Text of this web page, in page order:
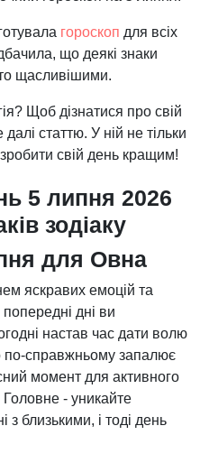
гороскоп для всіх
що деякі знаки
щасливішими.
Щоб дізнатися про свій
статтю. У ній не тільки
свій день кращим!
5 липня 2026
зодіаку
для Овна
​​яскравих емоцій та
дні ви
настав час дати волю
по-справжньому запалює
момент для активного
Головне - уникайте
з близькими, і тоді день